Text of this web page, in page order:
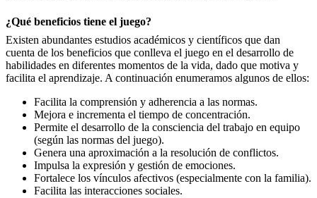
¿Qué beneficios tiene el juego?
Existen abundantes estudios académicos y científicos que dan
cuenta de los beneficios que conlleva el juego en el desarrollo de
habilidades en diferentes momentos de la vida, dado que motiva y
facilita el aprendizaje. A continuación enumeramos algunos de ellos:
Facilita la comprensión y adherencia a las normas.
Mejora e incrementa el tiempo de concentración.
Permite el desarrollo de la consciencia del trabajo en equipo
(según las normas del juego).
Genera una aproximación a la resolución de conflictos.
Impulsa la expresión y gestión de emociones.
Fortalece los vínculos afectivos (especialmente con la familia).
Facilita las interacciones sociales.